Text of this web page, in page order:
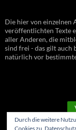
Die hier von einzelnen
veröffentlichten Texte
aller Anderen, die
sind frei - das gilt auch
natürlich vor
Durch die weitere
Cookies zu.